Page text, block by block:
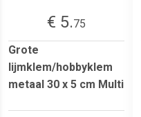
€ 5.75
Grote
lijmklem/hobbyklem
metaal 30 x 5 cm Multi